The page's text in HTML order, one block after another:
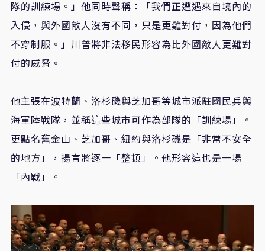
隊的訓練場。」他同時聲稱：「我們正遭遇來自境內的
入侵，與外國敵人沒有不同，只是更難對付，因為他們
不穿制服。」川普將非法移民形容為比外國敵人更難對
付的威脅。
他主張在波特蘭、洛杉磯與芝加哥等城市派駐國民兵與
海軍陸戰隊，並稱這些城市可作為部隊的「訓練場」。
更點名舊金山、芝加哥、紐約與洛杉磯是「非常不安全
的地方」，揚言將逐一「整頓」。他形容這也是一場
「內戰」。